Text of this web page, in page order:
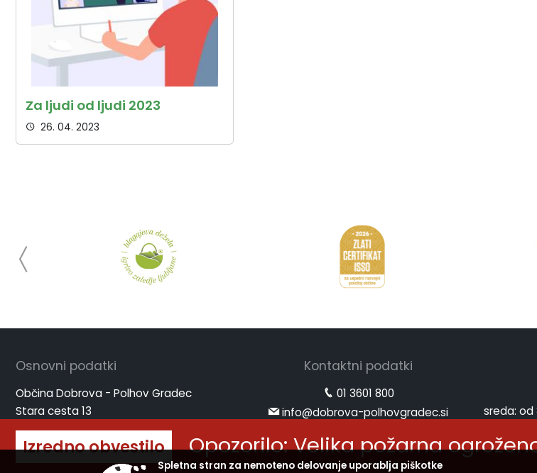
Za ljudi od ljudi 2023
26. 04. 2023
Izredno obvestilo Opozorilo: Velika požarna
Osnovni podatki
Občina Dobrova - Polhov Gradec
Stara cesta 13
1356 Dobrova
ID za DDV: SI91166004
Kontaktni podatki
01 3601 800
info@dobrova-polhovgradec.si
sreda: od
Spletna stran za nemoteno delovanje uporablja piškotke